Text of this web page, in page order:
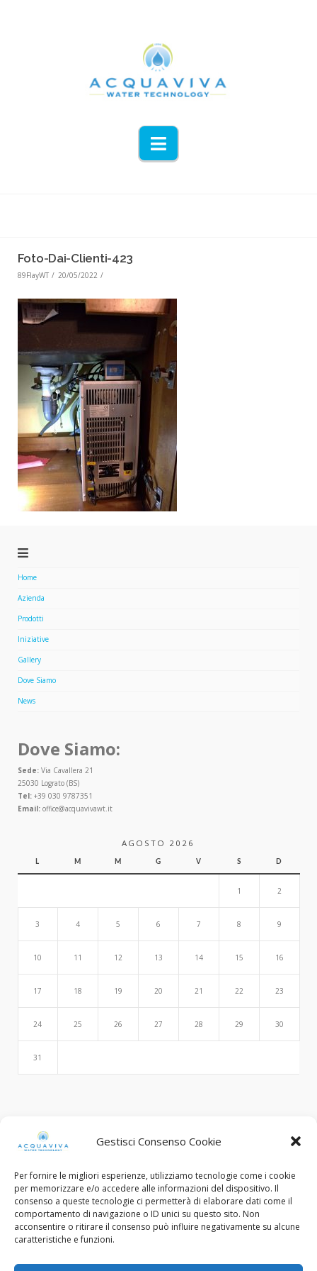
Gestisci Consenso Cookie
Per fornire le migliori esperienze, utilizziamo tecnologie come i cookie
per memorizzare e/o accedere alle informazioni del dispositivo. Il
consenso a queste tecnologie ci permetterà di elaborare dati come il
comportamento di navigazione o ID unici su questo sito. Non
acconsentire o ritirare il consenso può influire negativamente su alcune
caratteristiche e funzioni.
Navigation
Foto-Dai-Clienti-423
89FlayWT 20/05/2022
Home
Azienda
Prodotti
Iniziative
Gallery
Dove Siamo
News
Dove Siamo:
Sede:Via Cavallera 21
25030 Lograto (BS)
Tel:+39 030 9787351
Email:office@acquavivawt.it
AGOSTO 2026
L M M G V S D
1 2
3 4 5 6 7 8 9
10 11 12 13 14 15 16
17 18 19 20 21 22 23
24 25 26 27 28 29 30
31